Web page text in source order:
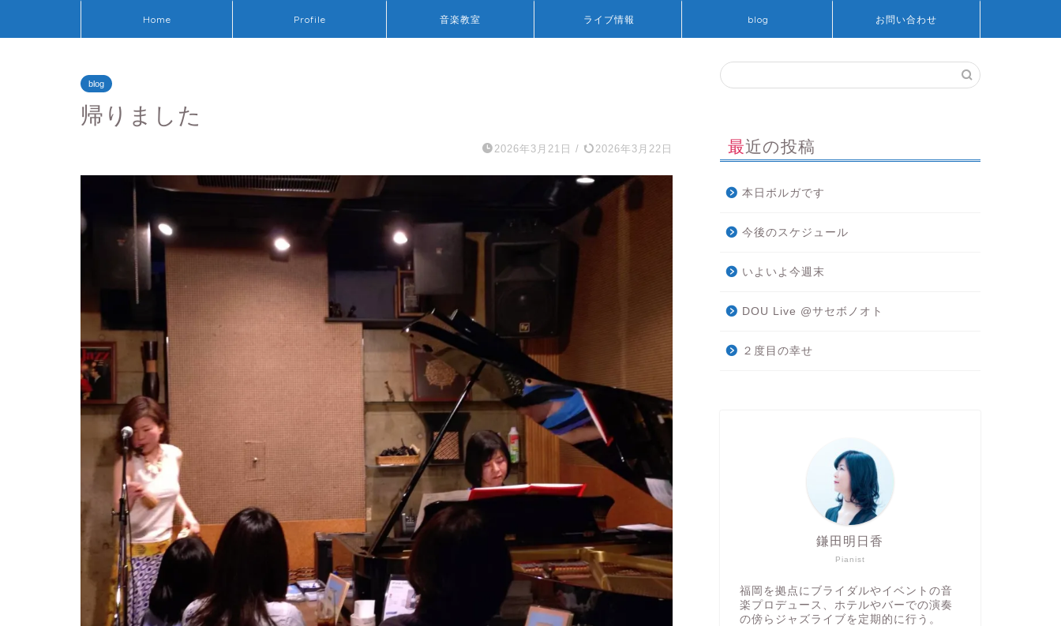
Home Profile 音楽教室 ライブ情報 blog お問い合わせ
blog
帰りました
2026年3月21日 / 2026年3月22日 最近の投稿
本日ボルガです
今後のスケジュール
いよいよ今週末
DOU Live @サセボノオト
２度目の幸せ
Pianist
鎌田明日香
福岡を拠点にブライダルやイベントの音
楽プロデュース、ホテルやバーでの演奏
の傍らジャズライブを定期的に行う。